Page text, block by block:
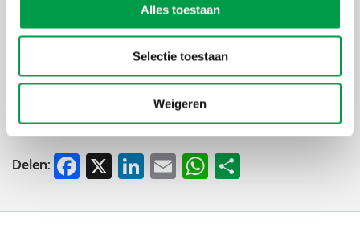
Alles toestaan
Selectie toestaan
Weigeren
Vernieuwde overbruggingslening loodst alle
gezonde ondernemingen door energiecrisis
Het plafond van de overbruggingslening wordt opgetrokken
tot maximaal twee miljoen euro. Deze steun staat nu ook
Delen: Facebook
X LinkedIn
EmailWhatsApp